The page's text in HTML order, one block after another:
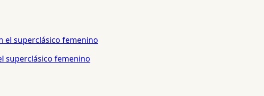
superclásico femenino